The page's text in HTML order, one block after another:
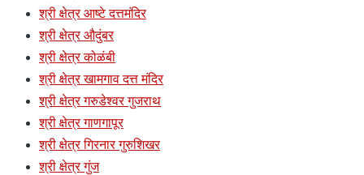
श्री क्षेत्र आष्टे दत्तमंदिर
श्री क्षेत्र औदुंबर
श्री क्षेत्र कोळंबी
श्री क्षेत्र खामगाव दत्त मंदिर
श्री क्षेत्र गरुडेश्वर गुजराथ
श्री क्षेत्र गाणगापूर
श्री क्षेत्र गिरनार गुरुशिखर
श्री क्षेत्र गुंज